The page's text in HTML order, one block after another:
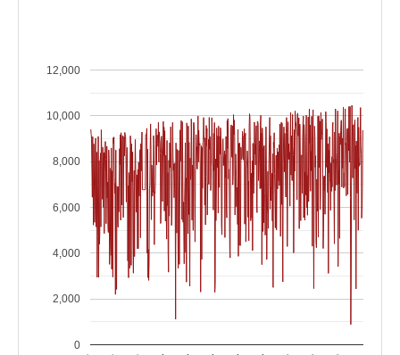
0
2,000
4,000
6,000
8,000
10,000
12,000